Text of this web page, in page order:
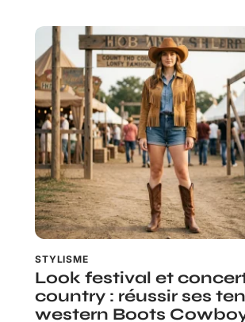
STYLISME
Look festival et
country : réussir ses
western Boots